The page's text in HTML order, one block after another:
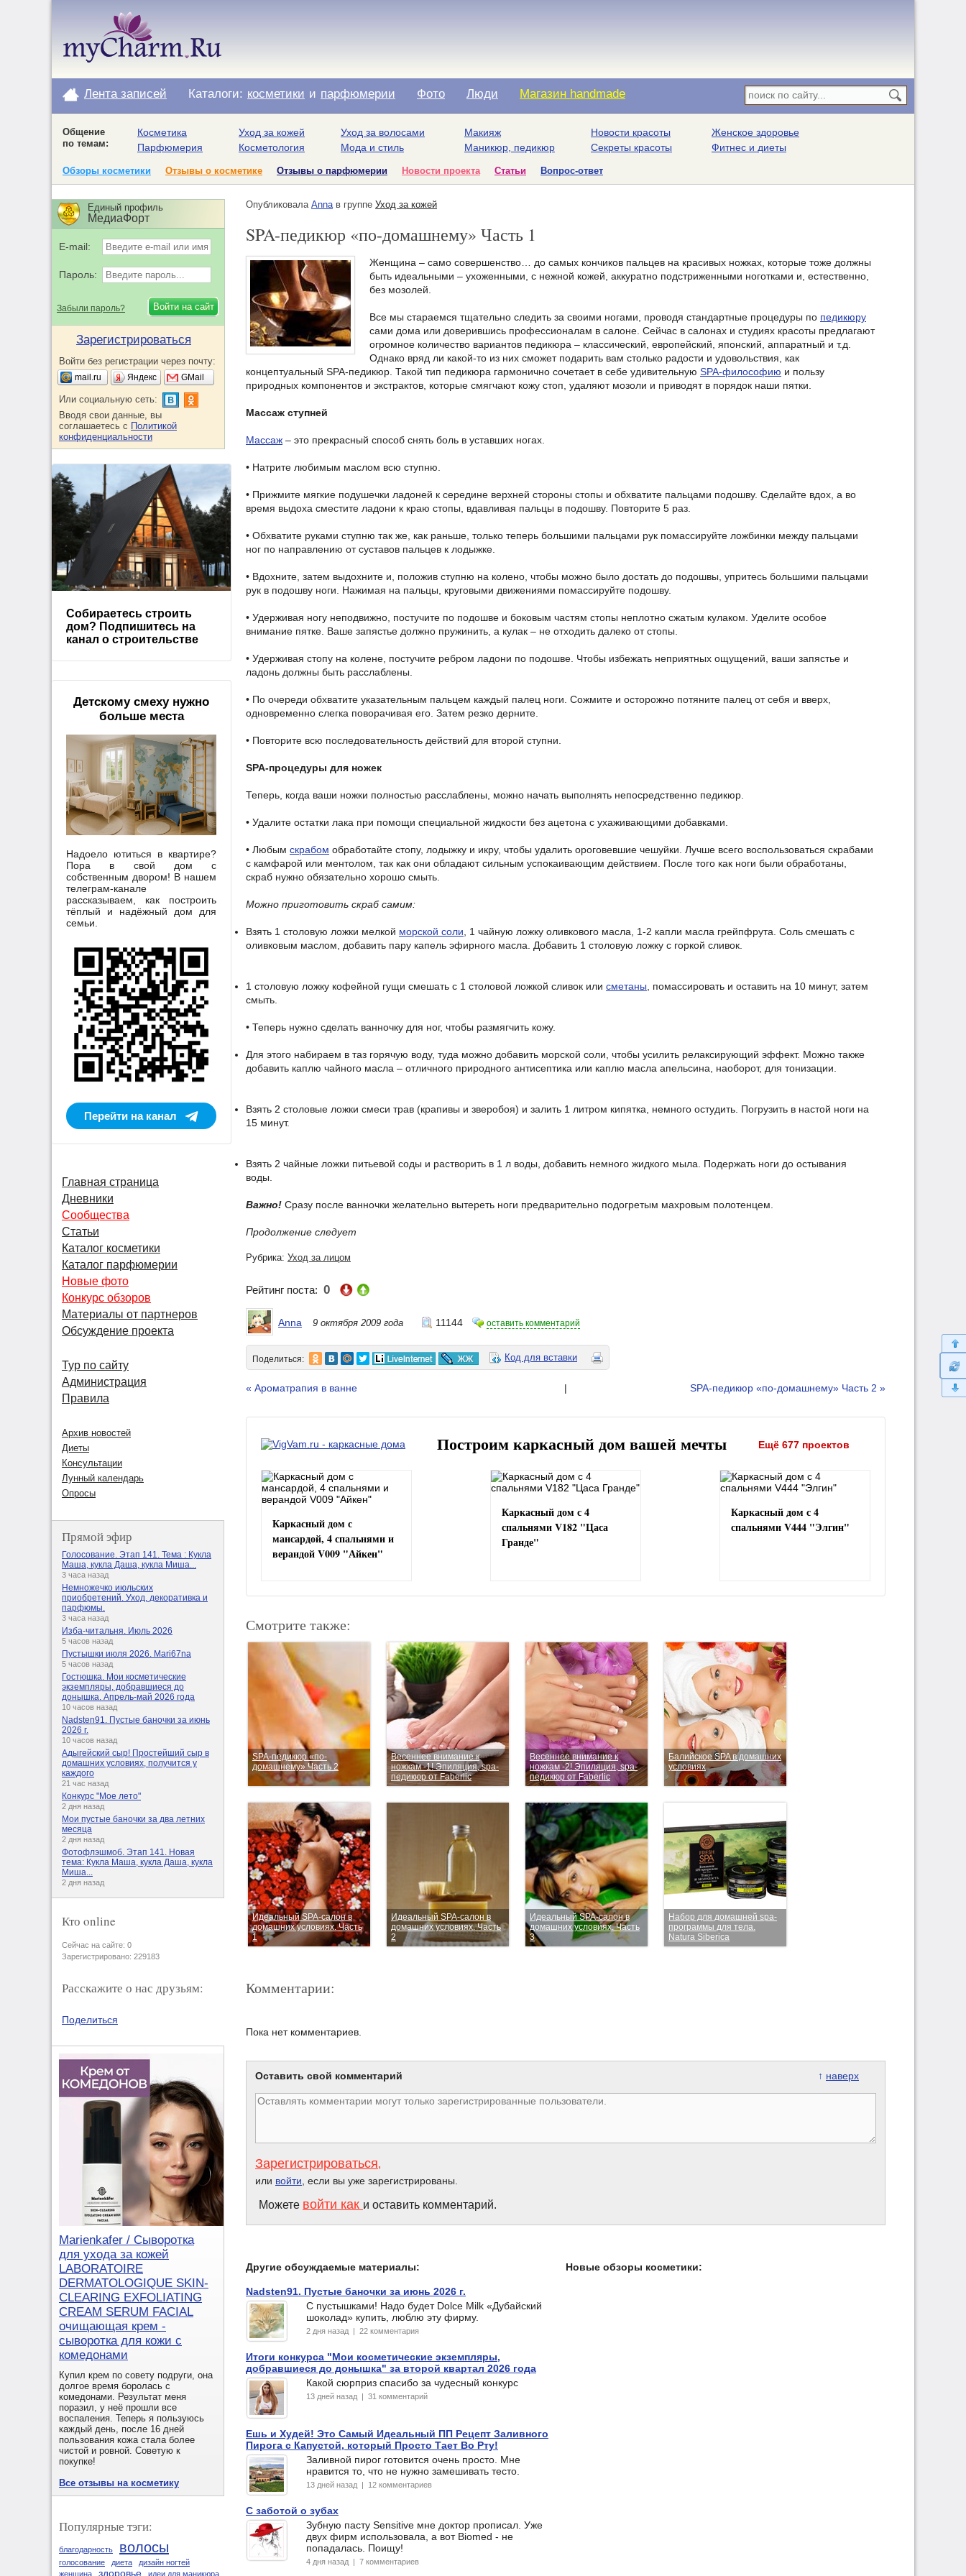
Лента записей Каталоги: косметики и парфюмерии Фото Люди Магазин handmade
Общение
по темам:
Косметика
Парфюмерия
Уход за кожей
Косметология
Уход за волосами
Мода и стиль
Макияж
Маникюр, педикюр
Новости красоты
Секреты красоты
Женское здоровье
Фитнес и диеты
Обзоры косметики Отзывы о косметике Отзывы о парфюмерии Новости проекта Статьи Вопрос-ответ
Опубликовала Annaв группе Уход за кожей
SPA-педикюр «по-домашнему» Часть 1
Женщина – само совершенство… до самых кончиков пальцев на красивых ножках, которые тоже должны
быть идеальными – ухоженными, с нежной кожей, аккуратно подстриженными ноготками и, естественно,
без мозолей.
Все мы стараемся тщательно следить за своими ногами, проводя стандартные процедуры по педикюру
сами дома или доверившись профессионалам в салоне. Сейчас в салонах и студиях красоты предлагают
огромное количество вариантов педикюра – классический, европейский, японский, аппаратный и т.д.
Однако вряд ли какой-то из них сможет подарить вам столько радости и удовольствия, как
концептуальный SPA-педикюр. Такой тип педикюра гармонично сочетает в себе удивительную SPA-философию и пользу
природных компонентов и экстрактов, которые смягчают кожу стоп, удаляют мозоли и приводят в порядок наши пятки.
Массаж ступней
Массаж – это прекрасный способ снять боль в уставших ногах.
• Натрите любимым маслом всю ступню.
• Прижмите мягкие подушечки ладоней к середине верхней стороны стопы и обхватите пальцами подошву. Сделайте вдох, а во
время выдоха сместите ладони к краю стопы, вдавливая пальцы в подошву. Повторите 5 раз.
• Обхватите руками ступню так же, как раньше, только теперь большими пальцами рук помассируйте ложбинки между пальцами
ног по направлению от суставов пальцев к лодыжке.
• Вдохните, затем выдохните и, положив ступню на колено, чтобы можно было достать до подошвы, упритесь большими пальцами
рук в подошву ноги. Нажимая на пальцы, круговыми движениями помассируйте подошву.
• Удерживая ногу неподвижно, постучите по подошве и боковым частям стопы неплотно сжатым кулаком. Уделите особое
внимание пятке. Ваше запястье должно пружинить, а кулак – не отходить далеко от стопы.
• Удерживая стопу на колене, постучите ребром ладони по подошве. Чтобы избежать неприятных ощущений, ваши запястье и
ладонь должны быть расслаблены.
• По очереди обхватите указательным пальцем каждый палец ноги. Сожмите и осторожно потяните палец от себя и вверх,
одновременно слегка поворачивая его. Затем резко дерните.
• Повторите всю последовательность действий для второй ступни.
SPA-процедуры для ножек
Теперь, когда ваши ножки полностью расслаблены, можно начать выполнять непосредственно педикюр.
• Удалите остатки лака при помощи специальной жидкости без ацетона с ухаживающими добавками.
• Любым скрабом обработайте стопу, лодыжку и икру, чтобы удалить ороговевшие чешуйки. Лучше всего воспользоваться скрабами
с камфарой или ментолом, так как они обладают сильным успокаивающим действием. После того как ноги были обработаны,
скраб нужно обязательно хорошо смыть.
Можно приготовить скраб самим:
Взять 1 столовую ложки мелкой морской соли , 1 чайную ложку оливкового масла, 1-2 капли масла грейпфрута. Соль смешать с
оливковым маслом, добавить пару капель эфирного масла. Добавить 1 столовую ложку с горкой сливок.
1 столовую ложку кофейной гущи смешать с 1 столовой ложкой сливок или сметаны , помассировать и оставить на 10 минут, затем
смыть.
• Теперь нужно сделать ванночку для ног, чтобы размягчить кожу.
Для этого набираем в таз горячую воду, туда можно добавить морской соли, чтобы усилить релаксирующий эффект. Можно также
добавить каплю чайного масла – отличного природного антисептика или каплю масла апельсина, наоборот, для тонизации.
Взять 2 столовые ложки смеси трав (крапивы и зверобоя) и залить 1 литром кипятка, немного остудить. Погрузить в настой ноги на
15 минут.
Взять 2 чайные ложки питьевой соды и растворить в 1 л воды, добавить немного жидкого мыла. Подержать ноги до остывания
воды.
Важно! Сразу после ванночки желательно вытереть ноги предварительно подогретым махровым полотенцем.
Продолжение следует
Рубрика: Уход за лицом
Рейтинг поста: 0
Anna 9 октября 2009 года 11144 оставить комментарий
Поделиться: Код для вставки
« Ароматрапия в ванне | SPA-педикюр «по-домашнему» Часть 2 »
Построим каркасный дом вашей мечты Ещё 677 проектов
Каркасный дом с
мансардой, 4 спальнями и
верандой V009 "Айкен"
Каркасный дом с 4
спальнями V182 "Цаса
Гранде"
Каркасный дом с 4
спальнями V444 "Элгин"
Смотрите также:
SPA-педикюр «по-
домашнему» Часть 2
Весеннее внимание к
ножкам -1! Эпиляция, spa-
педикюр от Faberlic
Весеннее внимание к
ножкам -2! Эпиляция, spa-
педикюр от Faberlic
Балийское SPA в домашних
условиях
Идеальный SPA-салон в
домашних условиях. Часть
1
Идеальный SPA-салон в
домашних условиях. Часть
2
Идеальный SPA-салон в
домашних условиях. Часть
3
Набор для домашней spa-
программы для тела.
Natura Siberica
Комментарии:
Пока нет комментариев.
↑ наверх
Оставить свой комментарий
Зарегистрироваться,
или войти , если вы уже зарегистрированы.
Можете войти как и оставить комментарий.
Другие обсуждаемые материалы:
Nadsten91. Пустые баночки за июнь 2026 г.
С пустышками! Надо будет Dolce Milk «Дубайский
шоколад» купить, люблю эту фирму.
2 дня назад | 22 комментария
Итоги конкурса "Мои косметические экземпляры,
добравшиеся до донышка" за второй квартал 2026 года
Какой сюрприз спасибо за чудесный конкурс
13 дней назад | 31 комментарий
Ешь и Худей! Это Самый Идеальный ПП Рецепт Заливного
Пирога с Капустой, который Просто Тает Во Рту!
Заливной пирог готовится очень просто. Мне
нравится то, что не нужно замешивать тесто.
13 дней назад | 12 комментариев
С заботой о зубах
Зубную пасту Sensitive мне доктор прописал. Уже
двух фирм использовала, а вот Biomed - не
попадалась. Поищу!
4 дня назад | 7 комментариев
Новые обзоры косметики:
Единый профиль
МедиаФорт
E-mail:
Пароль:
Забыли пароль?
Зарегистрироваться
Войти без регистрации через почту:
mail.ru Яндекс GMail
Или социальную сеть:
Вводя свои данные, вы
соглашаетесь с Политикой
конфиденциальности
Собираетесь строить
дом? Подпишитесь на
канал о строительстве
Детскому смеху нужно
больше места
Надоело ютиться в квартире?
Пора в свой дом с
собственным двором! В нашем
телеграм-канале
рассказываем, как построить
тёплый и надёжный дом для
семьи.
Перейти на канал
Главная страница
Дневники
Сообщества
Статьи
Каталог косметики
Каталог парфюмерии
Новые фото
Конкурс обзоров
Материалы от партнеров
Обсуждение проекта
Тур по сайту
Администрация
Правила
Архив новостей
Диеты
Консультации
Лунный календарь
Опросы
Прямой эфир
Голосование. Этап 141. Тема : Кукла
Маша, кукла Даша, кукла Миша...
3 часа назад
Немножечко июльских
приобретений. Уход, декоративка и
парфюмы.
3 часа назад
Изба-читальня. Июль 2026
5 часов назад
Пустышки июля 2026. Mari67na
5 часов назад
Гостюшка. Мои косметические
экземпляры, добравшиеся до
донышка. Апрель-май 2026 года
10 часов назад
Nadsten91. Пустые баночки за июнь
2026 г.
10 часов назад
Адыгейский сыр! Простейший сыр в
домашних условиях, получится у
каждого
21 час назад
Конкурс "Мое лето"
2 дня назад
Мои пустые баночки за два летних
месяца
2 дня назад
Фотофлэшмоб. Этап 141. Новая
тема: Кукла Маша, кукла Даша, кукла
Миша...
2 дня назад
Кто online
Сейчас на сайте: 0
Зарегистрировано: 229183
Расскажите о нас друзьям:
Поделиться
Marienkafer / Сыворотка
для ухода за кожей
LABORATOIRE
DERMATOLOGIQUE SKIN-
CLEARING EXFOLIATING
CREAM SERUM FACIAL
очищающая крем -
сыворотка для кожи с
комедонами
Купил крем по совету подруги, она
долгое время боролась с
комедонами. Результат меня
поразил, у неё прошли все
воспаления. Теперь я пользуюсь
каждый день, после 16 дней
пользования кожа стала более
чистой и ровной. Советую к
покупке!
Все отзывы на косметику
Популярные тэги:
благодарность волосы
голосование диета
дизайн ногтей
женщина
здоровье идеи для маникюра